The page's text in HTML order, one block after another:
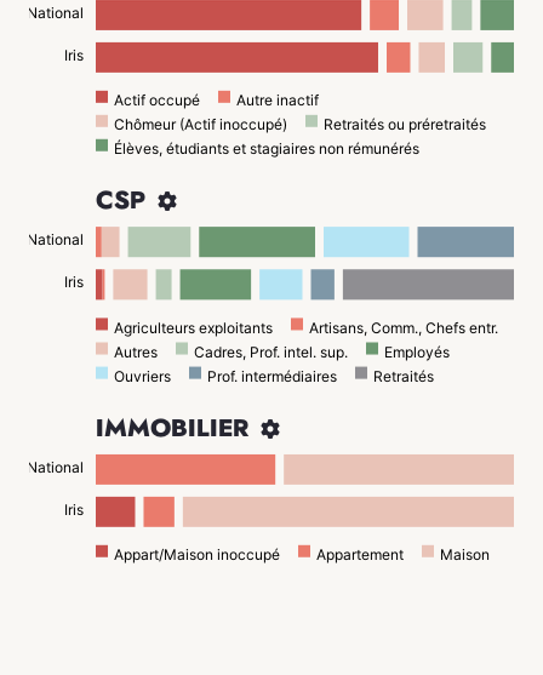
National
Iris
Actif occupé
Autre inactif
Chômeur (Actif inoccupé)
Retraités ou préretraités
Élèves, étudiants et stagiaires non rémunérés
CSP 
National
Iris
Agriculteurs exploitants
Artisans, Comm., Chefs entr.
Autres
Cadres, Prof. intel. sup.
Employés
Ouvriers
Prof. intermédiaires Retraités
IMMOBILIER 
National
Iris
Appart/Maison inoccupé Appartement Maison